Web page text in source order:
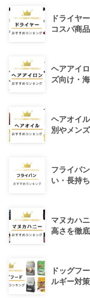
ドライヤ
コスパ商品
ヘアアイ
ズ向け・
ヘアオイ
別やメン
フライパ
い・長持
マヌカハ
高さを徹
ドッグフ
ルギー対